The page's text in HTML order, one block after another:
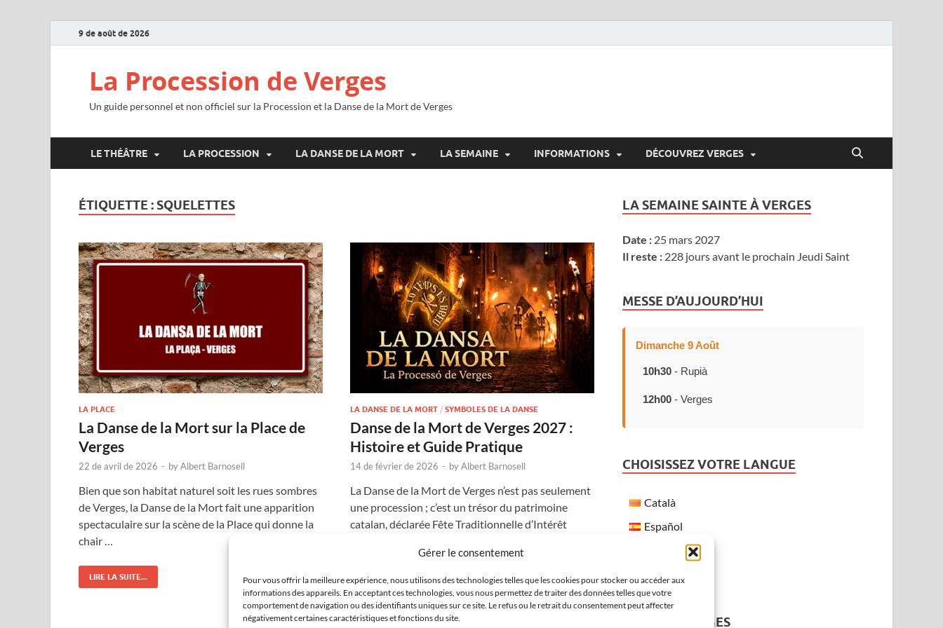
Gérer le consentement
Pour vous offrir la meilleure expérience, nous utilisons des technologies telles que les cookies pour stocker ou accéder aux
informations des appareils. En acceptant ces technologies, vous nous permettez de traiter des données telles que votre
comportement de navigation ou des identifiants uniques sur ce site. Le refus ou le retrait du consentement peut affecter
négativement certaines caractéristiques et fonctions du site.
9 de août de 2026
La Procession de Verges
Un guide personnel et non officiel sur la Procession et la Danse de la Mort de Verges
LE THÉÂTRE LA PROCESSION LA DANSE DE LA MORT LA SEMAINE INFORMATIONS DÉCOUVREZ VERGES
ÉTIQUETTE : SQUELETTES
LA PLACE
La Danse de la Mort sur la Place de
Verges
22 de avril de 2026 - byAlbert Barnosell
Bien que son habitat naturel soit les rues sombres
de Verges, la Danse de la Mort fait une apparition
spectaculaire sur la scène de la Place qui donne la
chair …
LIRE LA SUITE...
LA DANSE DE LA MORT / SYMBOLES DE LA DANSE
Danse de la Mort de Verges 2027 :
Histoire et Guide Pratique
14 de février de 2026 - byAlbert Barnosell
La Danse de la Mort de Verges n’est pas seulement
une procession ; c’est un trésor du patrimoine
catalan, déclarée Fête Traditionnelle d’Intérêt
LIRE LA SUITE...
LA SEMAINE SAINTE À VERGES
Date : 25 mars 2027
Il reste : 228 jours avant le prochain Jeudi Saint
MESSE D’AUJOURD’HUI
Dimanche 9 Août
10h30 - Rupià
12h00 - Verges
CHOISISSEZ VOTRE LANGUE
Català
Español
English
MÉTÉO À VERGES